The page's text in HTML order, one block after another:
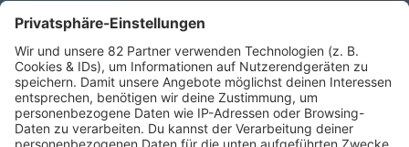
Clubhits
Dinnerparty
Eurodance
Grunge
Hiphop & Rap
Hiphop deutsch